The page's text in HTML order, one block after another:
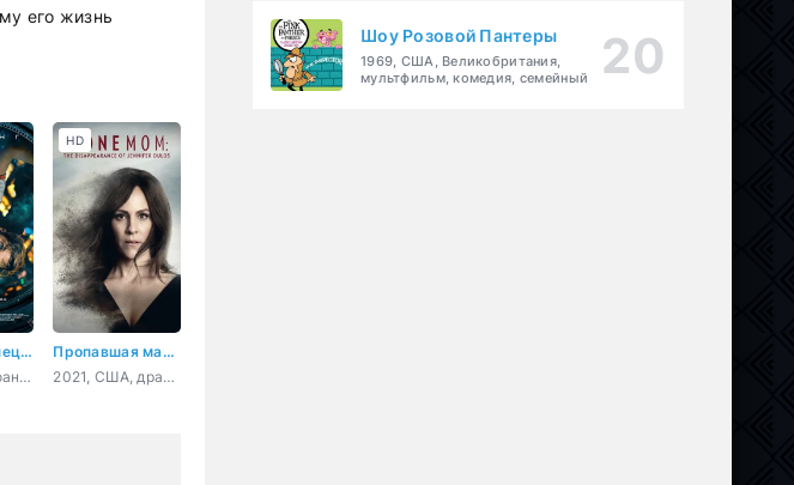
его жизнь
Проект «Конец света»
2026, США, фантастика, триллер, драма, приключения, комедия
Пропавшая мать: Исчезновение Дженнифер Дулос
2021, США, драма, криминал
HD
Шоу Розовой Пантеры
1969, США, Великобритания,
мультфильм, комедия, семейный